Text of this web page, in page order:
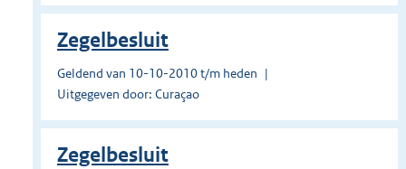
Zegelbesluit
Geldend van 10-10-2010 t/m heden
Uitgegeven door: Curaçao
Zegelbesluit